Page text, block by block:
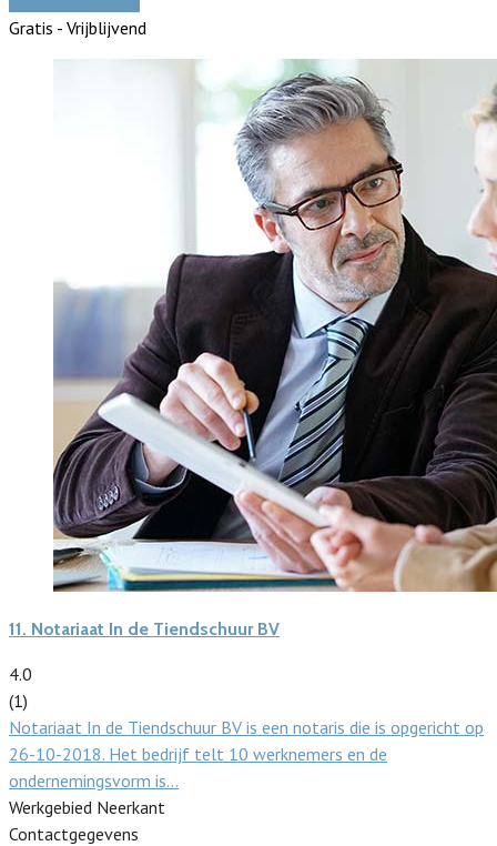
Gratis - Vrijblijvend
11. Notariaat In de Tiendschuur BV
4.0
(1)
Notariaat In de Tiendschuur BV is een notaris die is opgericht op
26-10-2018. Het bedrijf telt 10 werknemers en de
ondernemingsvorm is…
Werkgebied Neerkant
Contactgegevens